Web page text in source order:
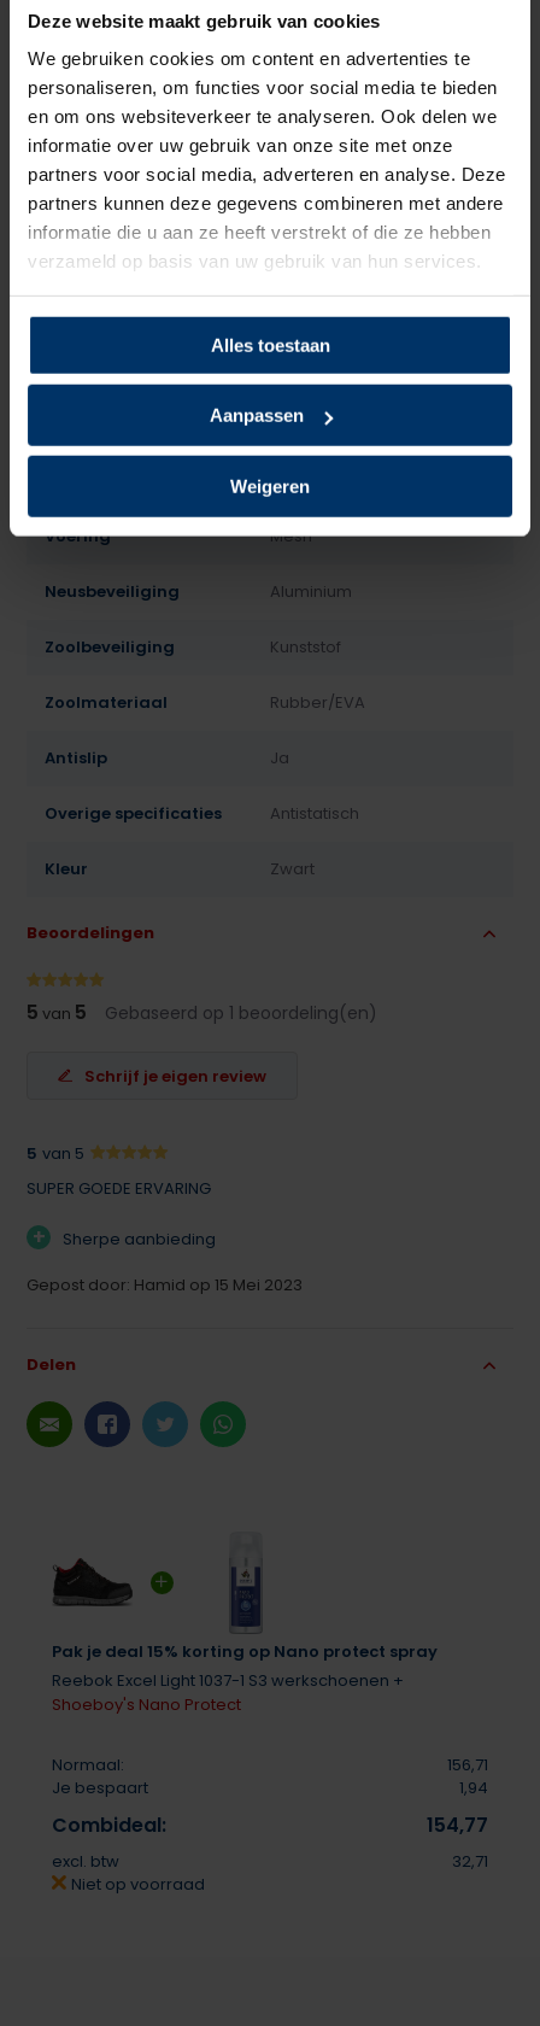
Deze website maakt gebruik van cookies
We gebruiken cookies om content en advertenties te
personaliseren, om functies voor social media te bieden
en om ons websiteverkeer te analyseren. Ook delen we
informatie over uw gebruik van onze site met onze
partners voor social media, adverteren en analyse. Deze
partners kunnen deze gegevens combineren met andere
informatie die u aan ze heeft verstrekt of die ze hebben
verzameld op basis van uw gebruik van hun services.
Alles toestaan
Aanpassen
Weigeren
Pak je deal 15% korting op Nano protect spray
Reebok Excel Light 1037-1 S3 werkschoenen +
Shoeboy's Nano Protect
Normaal:
156,71
Je bespaart
1,94
Combideal: 154,77
excl. btw
32,71
Niet op voorraad
Categorie:Reebok werkschoenen
Specificaties
Merk Reebok
Normering S3
Leest Dames, Heren
Model Hoog
Veter
Leder
Voering Mesh
Neusbeveiliging Aluminium
Zoolbeveiliging Kunststof
Zoolmateriaal Rubber/EVA
Antislip Ja
Overige specificaties Antistatisch
Kleur Zwart
Beoordelingen
5 van 5 Gebaseerd op 1 beoordeling(en)
Schrijf je eigen review
5 van 5
SUPER GOEDE ERVARING
+
Sherpe aanbieding
Gepost door: Hamid op 15 Mei 2023
Delen